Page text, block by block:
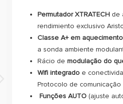
Permutador XTRATECHde
rendimiento exclusivo
Classe A+ em
a sonda ambiente
Rácio de modulação do
Wifi integradoe
Protocolo de comunicação
Funções AUTO(ajuste